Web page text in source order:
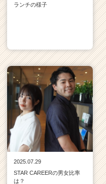
ランチの様子
2025.07.29
STAR CAREERの男女比率
は？